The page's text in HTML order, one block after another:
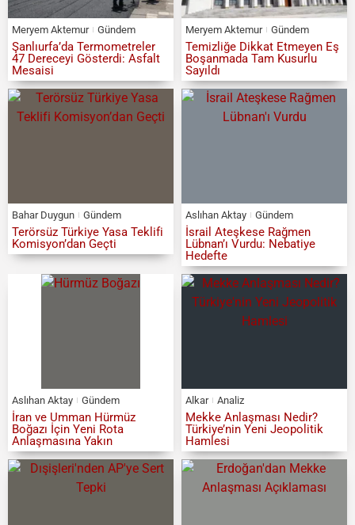
Meryem Aktemur Gündem
Şanlıurfa’da Termometreler
47 Dereceyi Gösterdi: Asfalt
Mesaisi
Meryem Aktemur Gündem
Temizliğe Dikkat Etmeyen Eş
Boşanmada Tam Kusurlu
Sayıldı
Bahar Duygun Gündem
Terörsüz Türkiye Yasa Teklifi
Komisyon’dan Geçti
Aslıhan Aktay Gündem
İsrail Ateşkese Rağmen
Lübnan’ı Vurdu: Nebatiye
Hedefte
Aslıhan Aktay Gündem
İran ve Umman Hürmüz
Boğazı İçin Yeni Rota
Anlaşmasına Yakın
Alkar Analiz
Mekke Anlaşması Nedir?
Türkiye’nin Yeni Jeopolitik
Hamlesi